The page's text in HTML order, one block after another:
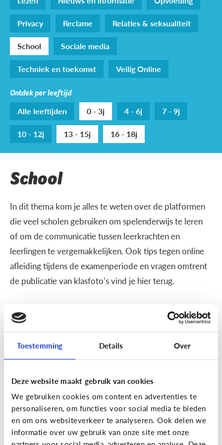
Toestemming Details Over
Deze website maakt gebruik van cookies
We gebruiken cookies om content en advertenties te
personaliseren, om functies voor social media te bieden
en om ons websiteverkeer te analyseren. Ook delen we
informatie over uw gebruik van onze site met onze
Privacy
Reclame
Relaties & seksualiteit
School
Sociale media
Techniek en toekomst
Veilig Online
Ontdek per leeftijd
Alle leeftijden 0 - 3j 4 - 6j
7 - 9j
10 - 12j
13 - 15j 16 - 18j
School
In dit thema kom je alles te weten over de platformen
die veel scholen gebruiken om spelenderwijs te leren
of om de communicatie tussen leerkrachten en
leerlingen te vergemakkelijken. Ook tips tegen online
afleiding tijdens de examenperiode en vragen omtrent
de publicatie van klasfoto’s vind je hier terug.
School
SOS examentijd! 5 tips tegen
online afleiding